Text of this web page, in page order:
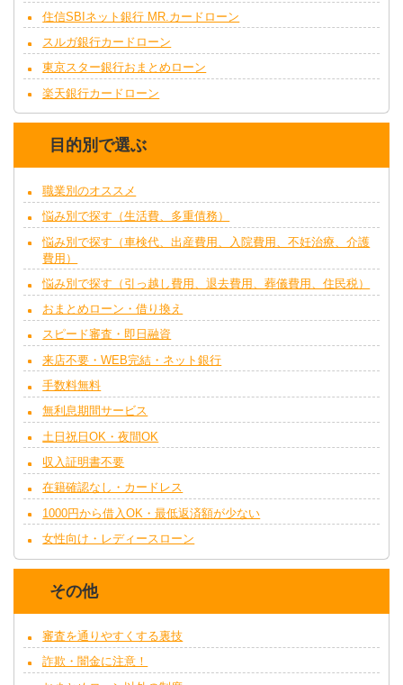
住信SBIネット銀行 MR.カードローン
スルガ銀行カードローン
東京スター銀行おまとめローン
楽天銀行カードローン
目的別で選ぶ
職業別のオススメ
悩み別で探す（生活費、多重債務）
悩み別で探す（車検代、出産費用、入院費用、不妊治療、介護
費用）
悩み別で探す（引っ越し費用、退去費用、葬儀費用、住民税）
おまとめローン・借り換え
スピード審査・即日融資
来店不要・WEB完結・ネット銀行
手数料無料
無利息期間サービス
土日祝日OK・夜間OK
収入証明書不要
在籍確認なし・カードレス
1000円から借入OK・最低返済額が少ない
女性向け・レディースローン
その他
審査を通りやすくする裏技
詐欺・闇金に注意！